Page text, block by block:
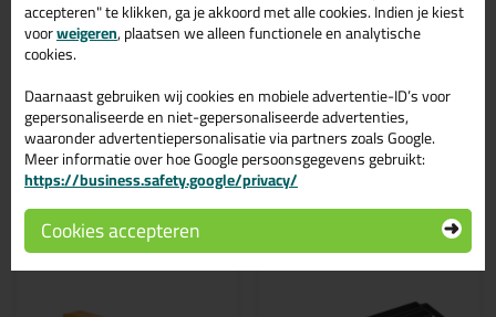
Wil je meer weten over de toepassing en kenmerken van dit
product?
Gerelateerde producten
accepteren" te klikken, ga je akkoord met alle cookies. Indien je kiest
voorweigeren, plaatsen we alleen functionele en analytische
cookies.
Daarnaast gebruiken wij cookies en mobiele advertentie-ID’s voor
gepersonaliseerde en niet-gepersonaliseerde advertenties,
waaronder advertentiepersonalisatie via partners zoals Google.
Meer informatie over hoe Google persoonsgegevens gebruikt:
https://business.safety.google/privacy/
Cookies accepteren